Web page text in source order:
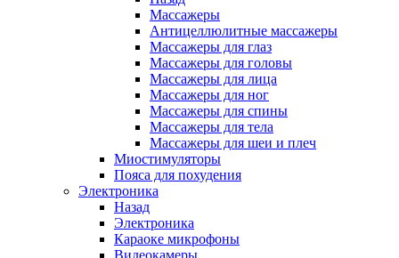
Массажеры
Антицеллюлитные массажеры
Массажеры для глаз
Массажеры для головы
Массажеры для лица
Массажеры для ног
Массажеры для спины
Массажеры для тела
Массажеры для шеи и плеч
Миостимуляторы
Пояса для похудения
Электроника
Назад
Электроника
Караоке микрофоны
Видеокамеры